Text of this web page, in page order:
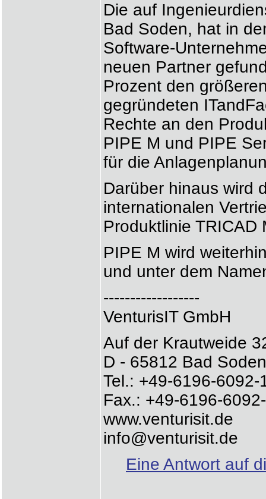
Die auf
Bad Soden, hat in
Software-
neuen Partner
Prozent den
gegründeten
Rechte an den
PIPE M und PIPE
für die
Darüber hinaus wird
internationalen
Produktlinie TRICAD
PIPE M wird
und unter dem
------------------
VenturisIT GmbH
Auf der Krautweide
D - 65812 Bad Soden
Tel.: +49-6196-6092-
Fax.: +49-6196-
www.venturisit.de
info@venturisit.de
Eine Antwort auf